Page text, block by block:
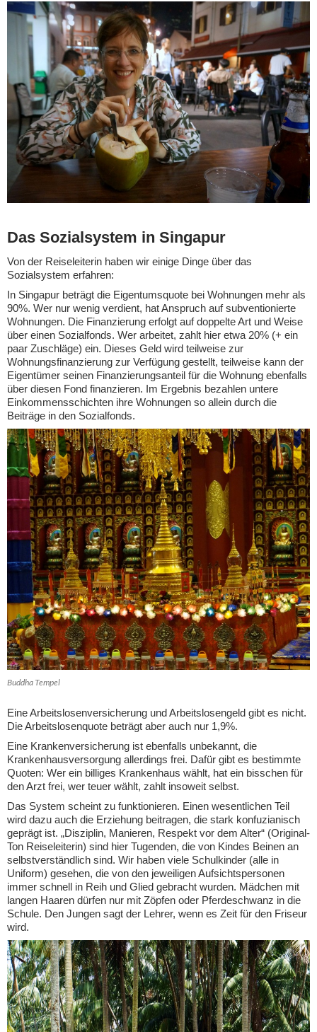
Das Sozialsystem in Singapur
Von der Reiseleiterin haben wir einige Dinge über das
Sozialsystem erfahren:
In Singapur beträgt die Eigentumsquote bei Wohnungen mehr als
90%. Wer nur wenig verdient, hat Anspruch auf subventionierte
Wohnungen. Die Finanzierung erfolgt auf doppelte Art und Weise
über einen Sozialfonds. Wer arbeitet, zahlt hier etwa 20% (+ ein
paar Zuschläge) ein. Dieses Geld wird teilweise zur
Wohnungsfinanzierung zur Verfügung gestellt, teilweise kann der
Eigentümer seinen Finanzierungsanteil für die Wohnung ebenfalls
über diesen Fond finanzieren. Im Ergebnis bezahlen untere
Einkommensschichten ihre Wohnungen so allein durch die
Beiträge in den Sozialfonds.
Buddha Tempel
Eine Arbeitslosenversicherung und Arbeitslosengeld gibt es nicht.
Die Arbeitslosenquote beträgt aber auch nur 1,9%.
Eine Krankenversicherung ist ebenfalls unbekannt, die
Krankenhausversorgung allerdings frei. Dafür gibt es bestimmte
Quoten: Wer ein billiges Krankenhaus wählt, hat ein bisschen für
den Arzt frei, wer teuer wählt, zahlt insoweit selbst.
Das System scheint zu funktionieren. Einen wesentlichen Teil
wird dazu auch die Erziehung beitragen, die stark konfuzianisch
geprägt ist. „Disziplin, Manieren, Respekt vor dem Alter“ (Original-
Ton Reiseleiterin) sind hier Tugenden, die von Kindes Beinen an
selbstverständlich sind. Wir haben viele Schulkinder (alle in
Uniform) gesehen, die von den jeweiligen Aufsichtspersonen
immer schnell in Reih und Glied gebracht wurden. Mädchen mit
langen Haaren dürfen nur mit Zöpfen oder Pferdeschwanz in die
Schule. Den Jungen sagt der Lehrer, wenn es Zeit für den Friseur
wird.